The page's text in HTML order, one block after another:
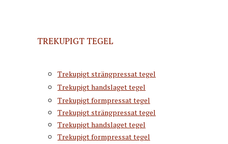
TREKUPIGT TEGEL
Trekupigt strängpressat tegel
Trekupigt handslaget tegel
Trekupigt formpressat tegel
Trekupigt strängpressat tegel
Trekupigt handslaget tegel
Trekupigt formpressat tegel